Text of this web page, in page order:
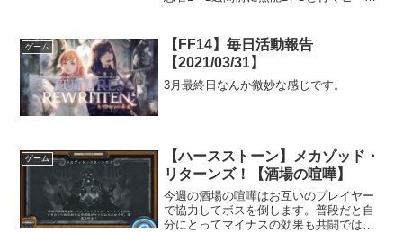
ないので真面目にやりました。忍者での
参加は初...
ゲーム
【FF14】毎日活動報告
【2021/03/31】
3月最終日なんか微妙な感じです。
ゲーム
【ハースストーン】メカゾッド・
リターンズ！【酒場の喧嘩】
今週の酒場の喧嘩はお互いのプレイヤー
で協力してボスを倒します。普段だと自
分にとってマイナスの効果も共闘ではチ